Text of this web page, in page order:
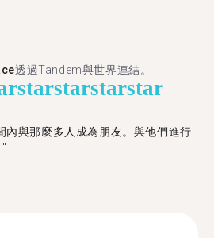
透過Tandem與世界連結。
starstarstarstar
內與那麼多人成為朋友。與他們進行